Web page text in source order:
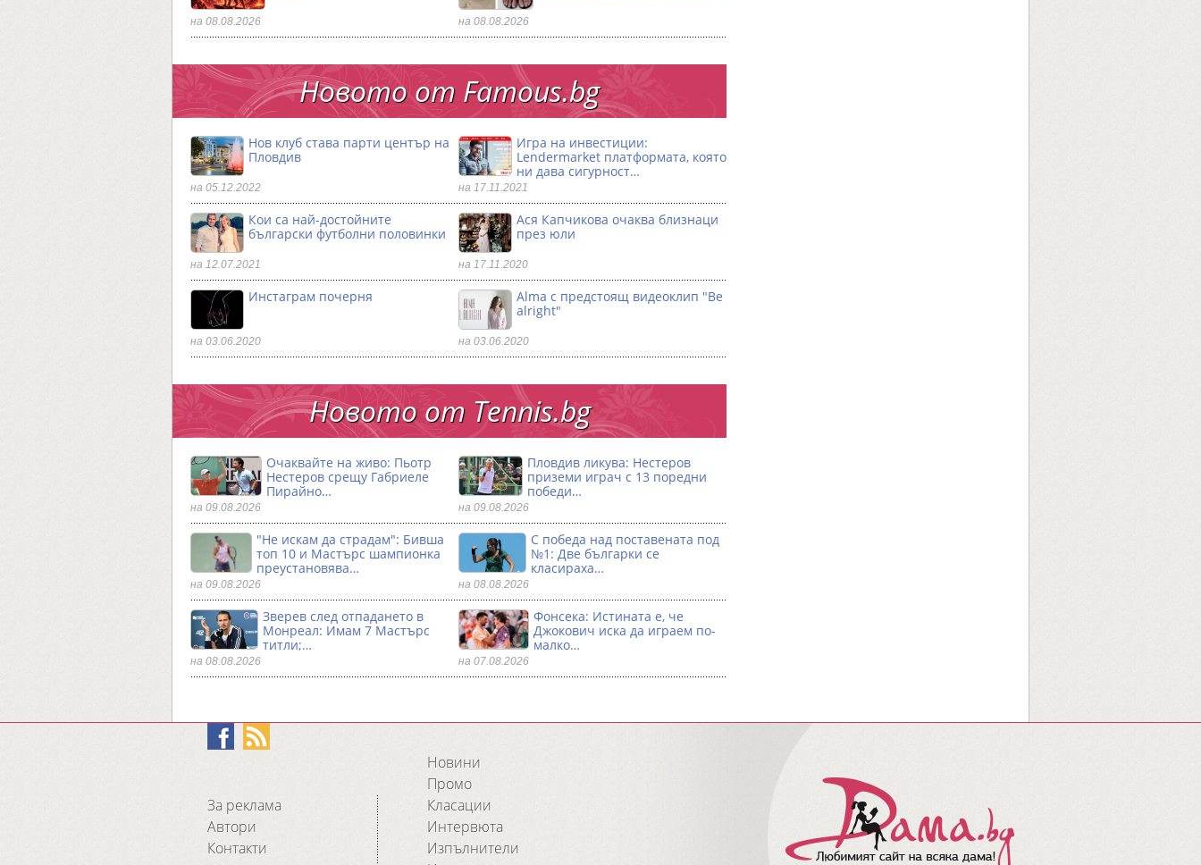
на 08.08.2026 на 08.08.2026
Новото от Famous.bg
Нов клуб става парти център на
Пловдив
на 05.12.2022
Игра на инвестиции:
Lendermarket платформата, която
ни дава сигурност…
на 17.11.2021
Кои са най-достойните
български футболни половинки
на 12.07.2021
Ася Капчикова очаква близнаци
през юли
на 17.11.2020
Инстаграм почерня
на 03.06.2020
Alma с предстоящ видеоклип "Be
alright"
на 03.06.2020
Новото от Тennis.bg
Очаквайте на живо: Пьотр
Нестеров срещу Габриеле
Пирайно…
на 09.08.2026
Пловдив ликува: Нестеров
приземи играч с 13 поредни
победи…
на 09.08.2026
"Не искам да страдам": Бивша
топ 10 и Мастърс шампионка
преустановява…
на 09.08.2026
С победа над поставената под
№1: Две българки се
класираха…
на 08.08.2026
Зверев след отпадането в
Монреал: Имам 7 Мастърс
титли;…
на 08.08.2026
Фонсека: Истината е, че
Джокович иска да играем по-
малко…
на 07.08.2026
За реклама
Автори
Контакти
Новини
Промо
Класации
Интервюта
Изпълнители